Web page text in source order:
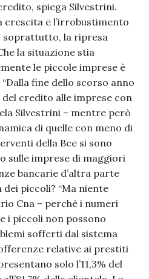
spiega Silvestrini.
crescita e l’irrobustimento
soprattutto, la ripresa
la situazione stia
le piccole imprese è
fine dello scorso anno
credito alle imprese con
Silvestrini – mentre però
di quelle con meno di
della Bce si sono
sulle imprese di maggiori
bancarie d’altra parte
piccoli? “Ma niente
Cna – perchè i numeri
i piccoli non possono
sofferti dal sistema
relative ai prestiti
solo l’11,3% del